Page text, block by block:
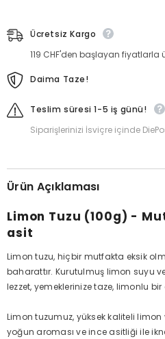
miktarı
azaltın
miktarı
Ücretsiz Kargo
119 CHF'den başlayan fiyatlarla
Daima Taze!
Teslim süresi 1-5 iş günü!
Siparişlerinizi İsviçre içinde
Ürün Açıklaması
Limon Tuzu (100g) -
asit
Limon tuzu, hiçbir mutfakta eksik
baharattır. Kurutulmuş limon suyu
lezzet, yemeklerinize taze, limonlu
Limon tuzumuz, yüksek kaliteli limon
yoğun aroması ve ince asitliği ile